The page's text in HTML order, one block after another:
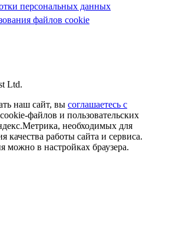
персональных данных
файлов cookie
Ltd.
наш сайт, вы соглашаетесь с
файлов и пользовательских
необходимых для
качества работы сайта и сервиса.
можно в настройках браузера.